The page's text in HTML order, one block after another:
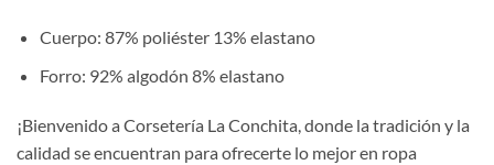
Cuerpo: 87% poliéster 13% elastano
Forro: 92% algodón 8% elastano
¡Bienvenido a Corsetería La Conchita, donde la tradición y la
calidad se encuentran para ofrecerte lo mejor en ropa